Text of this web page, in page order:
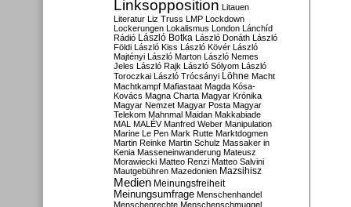
Linksopposition Litauen
Literatur Liz Truss LMP Lockdown
Lockerungen Lokalismus London Lánchíd
Rádió
László Botka László Donáth László
Földi László Kiss László Kövér László
Majtényi László Marton László Nemes
Jeles László Rajk László Sólyom László
Toroczkai László Trócsányi Löhne Macht
Machtkampf Mafiastaat Magda Kósa-
Kovács Magna Charta Magyar Krónika
Magyar Nemzet Magyar Posta Magyar
Telekom Mahnmal Maidan Makkabiade
MAL MALÉV Manfred Weber Manipulation
Marine Le Pen Mark Rutte Marktdogmen
Martin Reinke Martin Schulz Massaker in
Kenia Masseneinwanderung Mateusz
Morawiecki Matteo Renzi Matteo Salvini
Mautgebühren Mazedonien Mazsihisz
Medien Meinungsfreiheit
Meinungsumfrage Menschenhandel
Menschenrechte Menschenschmuggel